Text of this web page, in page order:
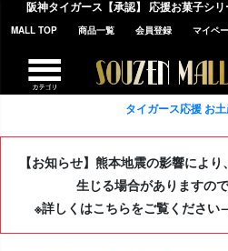
阪神タイガース【承認】 応援お菓子シ
MALL TOP 商品一覧 会員登録 マイペ
タイガース応援 お
【お知らせ】熊本地震の影響によ
生じる場合がありますの
※詳しくはこちらをご覧ください